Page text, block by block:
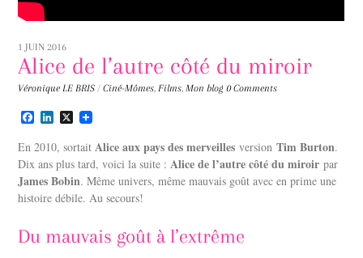
1 JUIN 2016
Alice de l’autre côté du miroir
Véronique LE BRIS / Ciné-Mômes,Films,Mon blog 0 Comments
F
c
e
b
o
o
k
L
n
k
e
d
I
n
X
En 2010, sortaitAlice aux pays des merveilles versionTim Burton.
Dix ans plus tard, voici la suite :Alice de l’autre côté du miroir par
James Bobin. Même univers, même mauvais goût avec en prime une
histoire débile. Au secours!
Du mauvais goût à l’extrême